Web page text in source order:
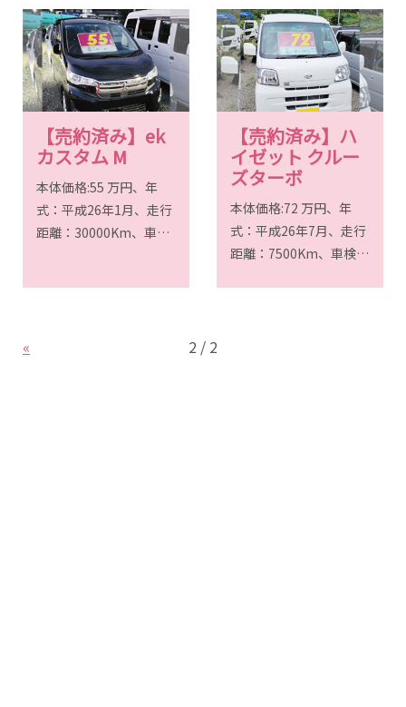
【売約済み】ek
カスタム M
本体価格:55 万円、年
式：平成26年1月、走行
距離：30000Km、車検
【売約済み】ハ
イゼット クルー
ズターボ
本体価格:72 万円、年
式：平成26年7月、走行
距離：7500Km、車検満
« 2 / 2